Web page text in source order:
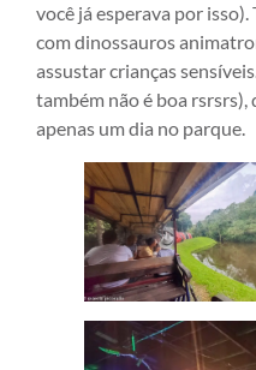
você já esperava por
com dinossauros
assustar crianças
também não é boa
apenas um dia no parque.